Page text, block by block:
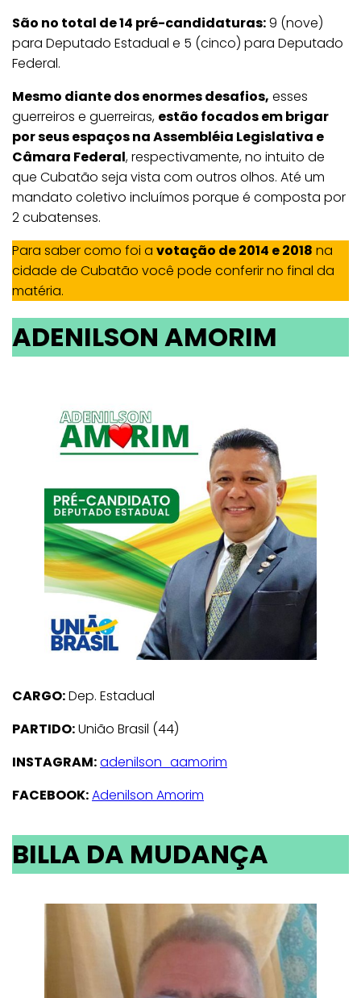
São no total de 14 pré-candidaturas:9 (nove)
para Deputado Estadual e 5 (cinco) para Deputado
Federal.
Mesmo diante dos enormes desafios, esses
guerreiros e guerreiras, estão focados em brigar
por seus espaços na Assembléia Legislativa e
Câmara Federal, respectivamente, no intuito de
que Cubatão seja vista com outros olhos. Até um
mandato coletivo incluímos porque é composta por
2 cubatenses.
Para saber como foi a votação de 2014 e 2018 na
cidade de Cubatão você pode conferir no final da
matéria.
ADENILSON AMORIM
CARGO:Dep. Estadual
PARTIDO:União Brasil (44)
INSTAGRAM:adenilson_aamorim
FACEBOOK:Adenilson Amorim
BILLA DA MUDANÇA